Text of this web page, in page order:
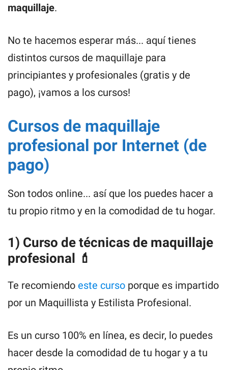
maquillaje.
No te hacemos esperar más... aquí tienes
distintos cursos de maquillaje para
principiantes y profesionales (gratis y de
pago), ¡vamos a los cursos!
Cursos de maquillaje
profesional por Internet (de
pago)
Son todos online... así que los puedes hacer a
tu propio ritmo y en la comodidad de tu hogar.
1) Curso de técnicas de maquillaje
profesional 💄
Te recomiendo este curso porque es impartido
por un Maquillista y Estilista Profesional.
Es un curso 100% en línea, es decir, lo puedes
hacer desde la comodidad de tu hogar y a tu